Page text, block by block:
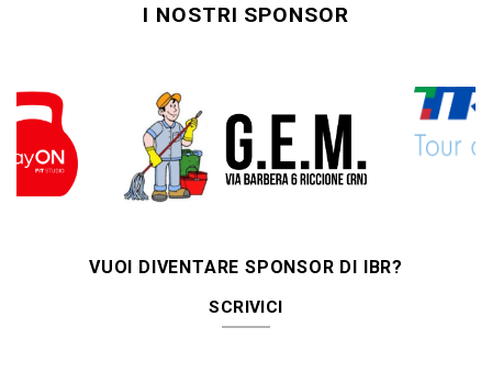
I NOSTRI SPONSOR
VUOI DIVENTARE SPONSOR DI IBR?
SCRIVICI